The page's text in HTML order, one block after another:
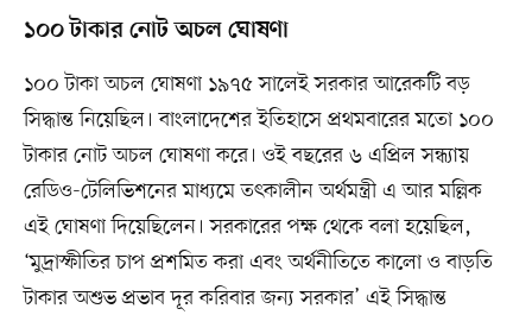
১০০ টাকার নোট অচল ঘোষণা
১০০ টাকা অচল ঘোষণা ১৯৭৫ সালেই সরকার আরেকটি বড়
সিদ্ধান্ত নিয়েছিল। বাংলাদেশের ইতিহাসে প্রথমবারের মতো ১০০
টাকার নোট অচল ঘোষণা করে। ওই বছরের ৬ এপ্রিল সন্ধ্যায়
রেডিও-টেলিভিশনের মাধ্যমে তৎকালীন অর্থমন্ত্রী এ আর মল্লিক
এই ঘোষণা দিয়েছিলেন। সরকারের পক্ষ থেকে বলা হয়েছিল,
‘মুদ্রাস্ফীতির চাপ প্রশমিত করা এবং অর্থনীতিতে কালো ও বাড়তি
টাকার অশুভ প্রভাব দূর করিবার জন্য সরকার’ এই সিদ্ধান্ত